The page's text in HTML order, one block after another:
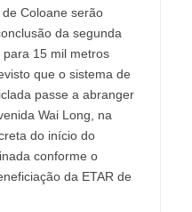
Coloane serão
da segunda
15 mil metros
que o sistema de
passe a abranger
Wai Long, na
do início do
conforme o
da ETAR de